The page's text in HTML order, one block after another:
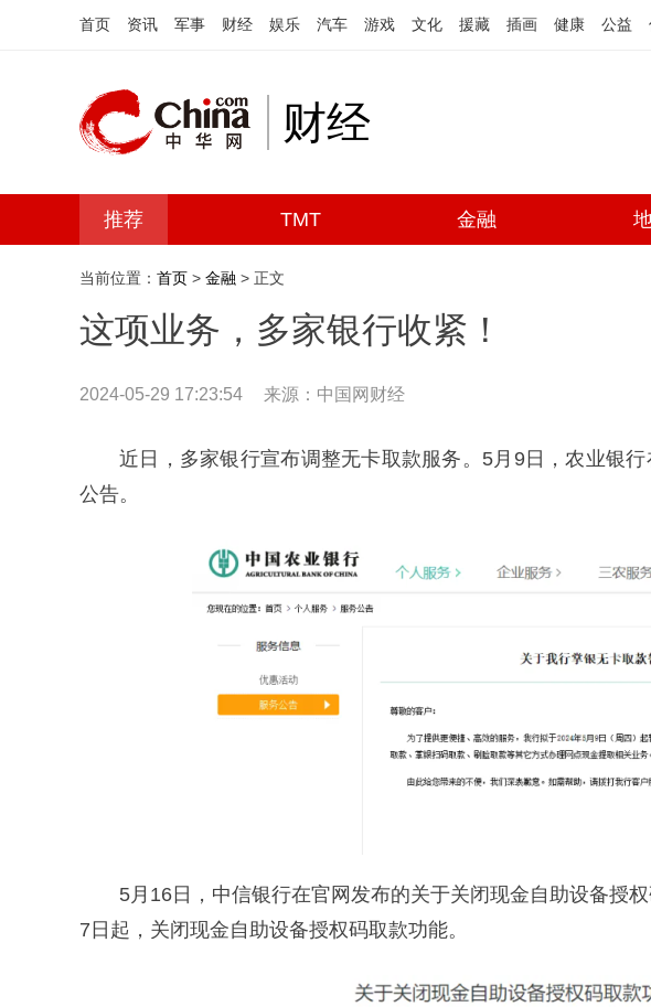
首页 资讯 军事 财经 娱乐 汽车 游戏 文化 援藏 插画 健康 公益
财经
推荐 TMT 金融
当前位置： 首页 > 金融 > 正文
这项业务，多家银行收紧！
2024-05-29 17:23:54 来源：中国网财经
近日，多家银行宣布调整无卡取款服务。5月9日，农业银
公告。
5月16日，中信银行在官网发布的关于关闭现金自助设备授
7日起，关闭现金自助设备授权码取款功能。